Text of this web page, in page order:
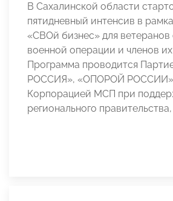
В Сахалинской области
пятидневный интенсив в
«СВОй бизнес» для ветеранов
военной операции и членов
Программа проводится
РОССИЯ», «ОПОРОЙ
Корпорацией МСП при
регионального